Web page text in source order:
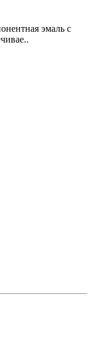
эмаль с